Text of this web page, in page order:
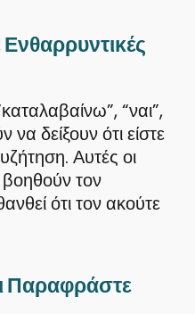
“ναι”,
να δείξουν ότι είστε
Αυτές οι
βοηθούν τον
ότι τον ακούτε
Παραφράστε